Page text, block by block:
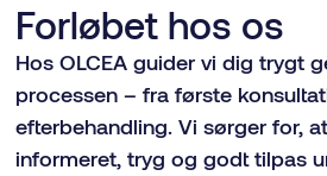
Forløbet hos os
Hos OLCEA guider vi dig trygt
processen – fra første
efterbehandling. Vi sørger for,
informeret, tryg og godt tilpas